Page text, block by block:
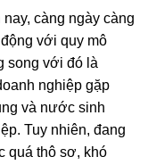
càng ngày càng
với quy mô
song với đó là
nghiệp gặp
và nước sinh
Tuy nhiên, đang
quá thô sơ, khó